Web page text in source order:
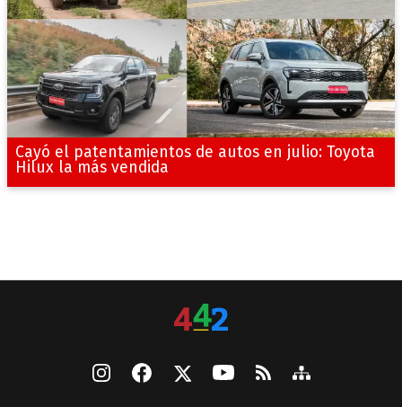
Cayó el patentamientos de autos en julio: Toyota
Hilux la más vendida